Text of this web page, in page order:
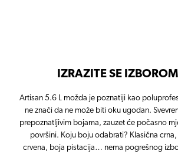
IZRAZITE SE
Artisan 5.6 L možda je poznatiji kao
ne znači da ne može biti oku ugodan.
prepoznatljivim bojama, zauzet će počasno
površini. Koju boju odabrati? Klasična
crvena, boja pistacija… nema pogrešnog